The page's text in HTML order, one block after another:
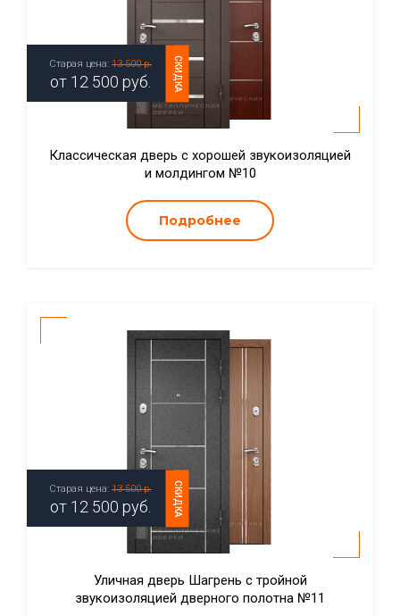
СКИДКА
Старая цена: 13 500 р.
от 12 500 руб.
Классическая дверь с хорошей звукоизоляцией
и молдингом №10
Подробнее
СКИДКА
Старая цена: 13 500 р.
от 12 500 руб.
Уличная дверь Шагрень с тройной
звукоизоляцией дверного полотна №11